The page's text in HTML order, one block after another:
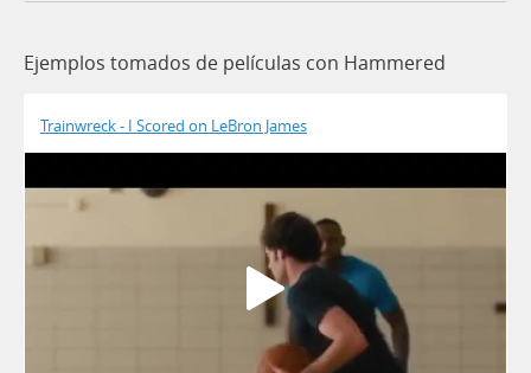
Ejemplos tomados de películas con Hammered
Trainwreck - I Scored on LeBron James